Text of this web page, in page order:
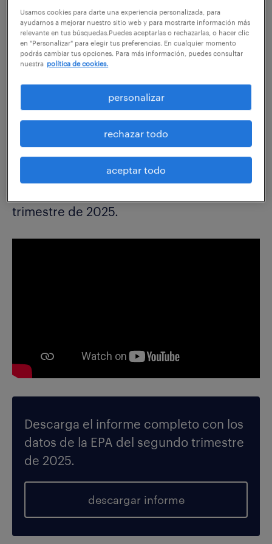
compartir en:
Conoce de cerca los principales datos de la EPA
(Encuesta de Población Activa), en el segundo
director de Randstad Research.
¿Qué nos dice la EPA sobre el mercado
trimestre de 2025.
Descarga el informe completo con los
datos de la EPA del segundo trimestre
de 2025.
descargar informe
Usamos cookies para darte una experiencia personalizada, para
ayudarnos a mejorar nuestro sitio web y para mostrarte información más
relevante en tus búsquedas.Puedes aceptarlas o rechazarlas, o hacer clic
en "Personalizar" para elegir tus preferencias. En cualquier momento
podrás cambiar tus opciones. Para más información, puedes consultar
nuestra política de cookies.
personalizar
rechazar todo
aceptar todo